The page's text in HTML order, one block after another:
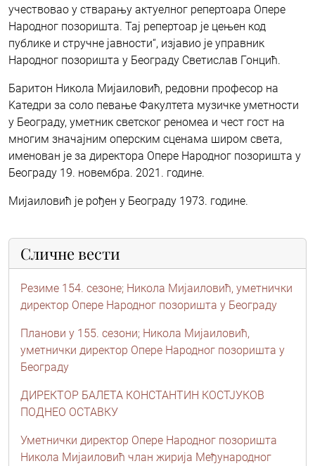
учествовао у стварању актуелног репертоара Опере
Народног позоришта. Тај репертоар је цењен код
публике и стручне јавности“, изјавио је управник
Народног позоришта у Београду Светислав Гонцић.
Баритон Никола Мијаиловић, редовни професор на
Kатедри за соло певање Факултета музичке уметности
у Београду, уметник светског реномеа и чест гост на
многим значајним оперским сценама широм света,
именован је за директора Опере Народног позоришта у
Београду 19. новембра. 2021. године.
Мијаиловић је рођен у Београду 1973. године.
Сличне вести
Резиме 154. сезоне; Никола Мијаиловић, уметнички
директор Опере Народног позоришта у Београду
Планови у 155. сезони; Никола Мијаиловић,
уметнички директор Опере Народног позоришта у
Београду
ДИРЕКТОР БАЛЕТА КОНСТАНТИН КОСТЈУКОВ
ПОДНЕО ОСТАВКУ
Уметнички директор Опере Народног позоришта
Никола Мијаиловић члан жирија Међународног